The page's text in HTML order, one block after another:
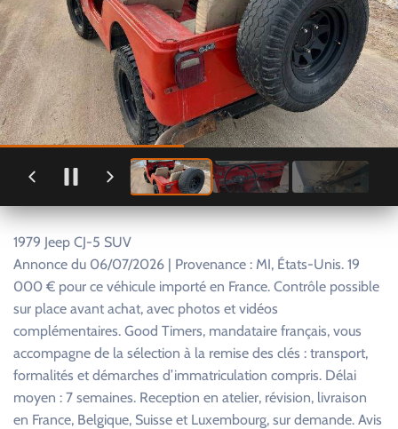
1979 Jeep CJ-5 SUV
Annonce du 06/07/2026 | Provenance : MI, États-Unis. 19
000 € pour ce véhicule importé en France. Contrôle possible
sur place avant achat, avec photos et vidéos
complémentaires. Good Timers, mandataire français, vous
accompagne de la sélection à la remise des clés : transport,
formalités et démarches d’immatriculation compris. Délai
moyen : 7 semaines. Reception en atelier, révision, livraison
en France, Belgique, Suisse et Luxembourg, sur demande. Avis